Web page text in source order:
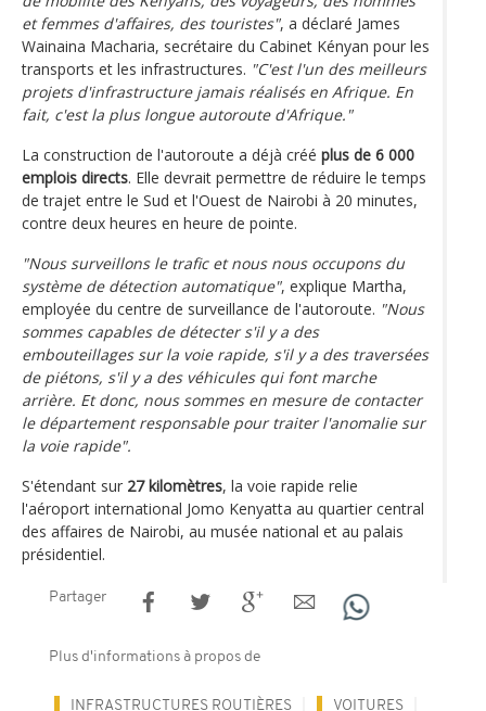
et femmes d'affaires, des touristes", a déclaré James
Wainaina Macharia, secrétaire du Cabinet Kényan pour les
transports et les infrastructures. "C'est l'un des meilleurs
projets d'infrastructure jamais réalisés en Afrique. En
fait, c'est la plus longue autoroute d'Afrique."
La construction de l'autoroute a déjà créé plus de 6 000
emplois directs. Elle devrait permettre de réduire le temps
de trajet entre le Sud et l'Ouest de Nairobi à 20 minutes,
contre deux heures en heure de pointe.
"Nous surveillons le trafic et nous nous occupons du
système de détection automatique", explique Martha,
employée du centre de surveillance de l'autoroute. "Nous
sommes capables de détecter s'il y a des
embouteillages sur la voie rapide, s'il y a des traversées
de piétons, s'il y a des véhicules qui font marche
arrière. Et donc, nous sommes en mesure de contacter
le département responsable pour traiter l'anomalie sur
la voie rapide".
S'étendant sur 27 kilomètres, la voie rapide relie
l'aéroport international Jomo Kenyatta au quartier central
des affaires de Nairobi, au musée national et au palais
présidentiel.
Partager
Plus d'informations à propos de
INFRASTRUCTURES ROUTIÈRES VOITURES